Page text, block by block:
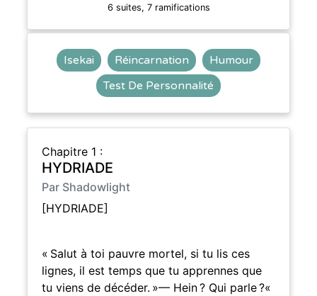
6 suites, 7 ramifications
Isekai Réincarnation
Humour
Test De Personnalité
Chapitre 1 :
HYDRIADE
Par Shadowlight
[HYDRIADE]
« Salut à toi pauvre mortel, si tu lis ces
lignes, il est temps que tu apprennes que
tu viens de décéder. »— Hein ? Qui parle ?«